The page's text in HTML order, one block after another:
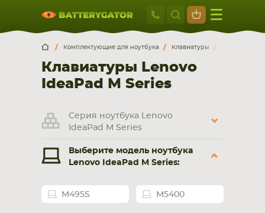
Москва
+7 495 414
Москва Санкт-Петербург
г. Москва, ул. Ткацкая, 5с3 (м. Семеновская)
5 мин. ходьбы от ст.м. “Семеновская”
Обратный звонок
Пн-Вс:
смартфона, планшета
ПЛАНШЕТА
Комплектующие для ноутбука Клавиатуры
Клавиатуры Lenovo
IdeaPad M Series
Серия ноутбука Lenovo
IdeaPad M Series
Выберите модель ноутбука
Lenovo IdeaPad M Series:
M495S M5400